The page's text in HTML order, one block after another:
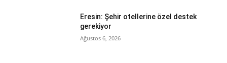
Eresin: Şehir otellerine özel destek
gerekiyor
Ağustos 6, 2026